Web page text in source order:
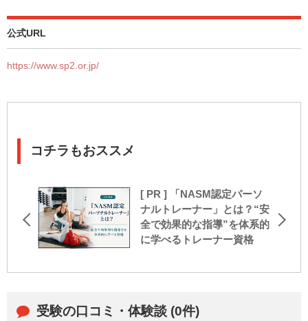
公式URL
https://www.sp2.or.jp/
コチラもおススメ
[ PR ] 「NASM認定パーソ
ナルトレーナー」とは？“安
全で効果的な指導”を体系的
に学べるトレーナー資格
受験の口コミ・体験談 (0件)